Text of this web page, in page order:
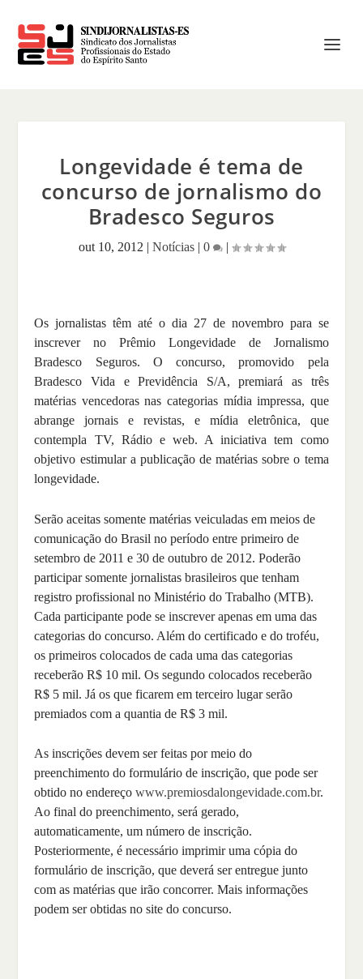
Longevidade é tema de
concurso de jornalismo do
Bradesco Seguros
out 10, 2012 | Notícias| 0 |
Os jornalistas têm até o dia 27 de novembro para se
inscrever no Prêmio Longevidade de Jornalismo
Bradesco Seguros. O concurso, promovido pela
Bradesco Vida e Previdência S/A, premiará as três
matérias vencedoras nas categorias mídia impressa, que
abrange jornais e revistas, e mídia eletrônica, que
contempla TV, Rádio e web. A iniciativa tem como
objetivo estimular a publicação de matérias sobre o tema
longevidade.
Serão aceitas somente matérias veiculadas em meios de
comunicação do Brasil no período entre primeiro de
setembro de 2011 e 30 de outubro de 2012. Poderão
participar somente jornalistas brasileiros que tenham
registro profissional no Ministério do Trabalho (MTB).
Cada participante pode se inscrever apenas em uma das
categorias do concurso. Além do certificado e do troféu,
os primeiros colocados de cada uma das categorias
receberão R$ 10 mil. Os segundo colocados receberão
R$ 5 mil. Já os que ficarem em terceiro lugar serão
premiados com a quantia de R$ 3 mil.
As inscrições devem ser feitas por meio do
preenchimento do formulário de inscrição, que pode ser
obtido no endereçowww.premiosdalongevidade.com.br.
Ao final do preenchimento, será gerado,
automaticamente, um número de inscrição.
Posteriormente, é necessário imprimir uma cópia do
formulário de inscrição, que deverá ser entregue junto
com as matérias que irão concorrer. Mais informações
podem ser obtidas no site do concurso.